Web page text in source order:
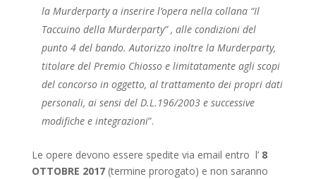
la Murderparty a inserire l’opera nella collana “Il
Taccuino della Murderparty” , alle condizioni del
punto 4 del bando. Autorizzo inoltre la Murderparty,
titolare del Premio Chiosso e limitatamente agli scopi
del concorso in oggetto, al trattamento dei propri dati
personali, ai sensi del D.L.196/2003 e successive
modifiche e integrazioni”.
Le opere devono essere spedite via email entro l’ 8
OTTOBRE 2017(termine prorogato) e non saranno